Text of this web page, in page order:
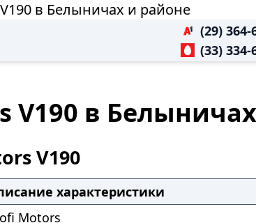
в Белыничах и районе
(29) 364-
(33) 334-
V190 в
V190
характеристики
Motors